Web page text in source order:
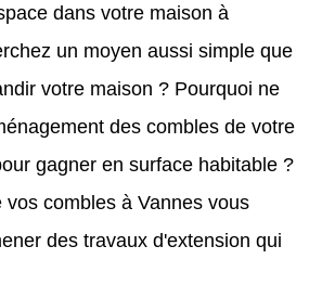
dans votre maison à
un moyen aussi simple que
votre maison ? Pourquoi ne
des combles de votre
gagner en surface habitable ?
vos combles à Vannes vous
des travaux d'extension qui